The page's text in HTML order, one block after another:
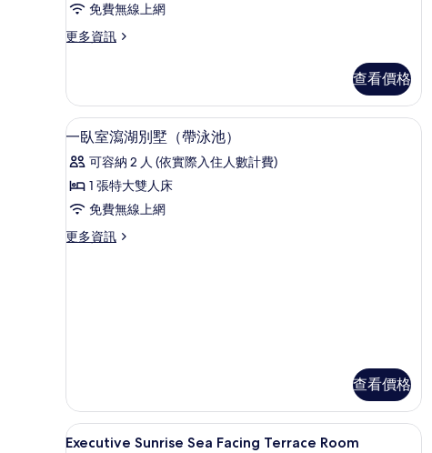
情
片
免費無線上網
更多資訊
更
View
Suite
的
情
查看價格
顯
示
一
臥
瀉
的
所
低過敏寢具、羽絨被、迷你吧、客房
6
一臥室瀉湖別墅（帶泳池）
可容納 2 人 (依實際入住人數計費)
1 張特大雙人床
免費無線上網
更多資訊
更
泳
池）
的
詳
查看價格
顯 7
Executive Sunrise Sea Facing Terrace Room